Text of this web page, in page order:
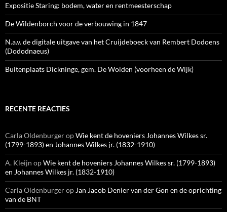
Expositie Staring: bodem, water en rentmeesterschap
De Wildenborch voor de verbouwing in 1847
N.a.v. de digitale uitgave van het Cruijdeboeck van Rembert Dodoens
(Dododnaeus)
Buitenplaats Dickninge, gem. De Wolden (voorheen de Wijk)
RECENTE REACTIES
Carla OldenburgeropWie kent de hoveniers Johannes Wilkes sr.
(1799-1893) en Johannes Wilkes jr. (1832-1910)
A. Kleijn opWie kent de hoveniers Johannes Wilkes sr. (1799-1893)
en Johannes Wilkes jr. (1832-1910)
Carla Oldenburgerop Jan Jacob Denier van der Gon en de oprichting
van de BNT